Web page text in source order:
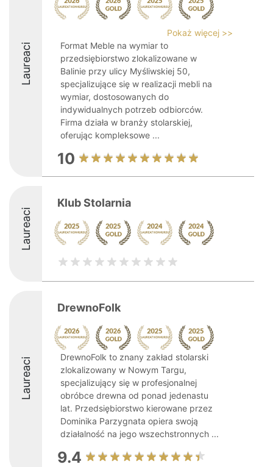
Laureaci
Pokaż więcej >>
Format Meble na wymiar to
przedsiębiorstwo zlokalizowane w
Balinie przy ulicy Myśliwskiej 50,
specjalizujące się w realizacji mebli na
wymiar, dostosowanych do
indywidualnych potrzeb odbiorców.
Firma działa w branży stolarskiej,
oferując kompleksowe ...
10
Laureaci
Klub Stolarnia
Laureaci
DrewnoFolk
DrewnoFolk to znany zakład stolarski
zlokalizowany w Nowym Targu,
specjalizujący się w profesjonalnej
obróbce drewna od ponad jedenastu
lat. Przedsiębiorstwo kierowane przez
Dominika Parzygnata opiera swoją
działalność na jego wszechstronnych ...
9.4